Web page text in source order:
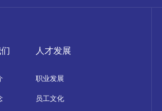
人才发展
职业发展
员工文化